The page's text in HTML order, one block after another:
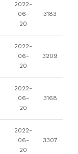
2022-
06-
20
3183
2022-
06-
20
3209
2022-
06-
20
3168
2022-
06-
20
3307